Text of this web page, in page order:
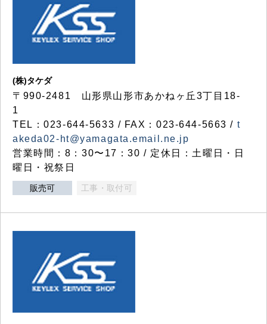
(株)タケダ
〒990-2481 山形県山形市あかねヶ丘3丁目18-
1
TEL：023-644-5633 / FAX：023-644-5663 / t
akeda02-ht@yamagata.email.ne.jp
営業時間：8：30〜17：30 / 定休日：土曜日・日
曜日・祝祭日
販売可 工事・取付可